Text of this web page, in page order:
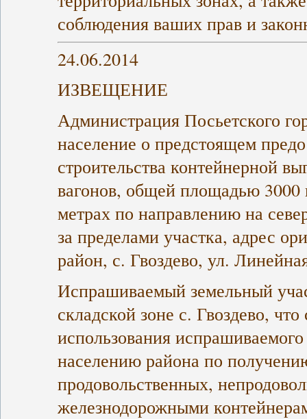
соблюдения ваших прав и
24.06.2014
ИЗВЕЩЕНИЕ
Администрация Посьетского
население о предстоящем
строительства контейнерной
вагонов, общей площадью
метрах по направлению на
за пределами участка, адрес
район, с. Гвоздево, ул.
Испрашиваемый земельный
складской зоне с. Гвоздево,
использования
населению района по
продовольственных,
железнодорожными